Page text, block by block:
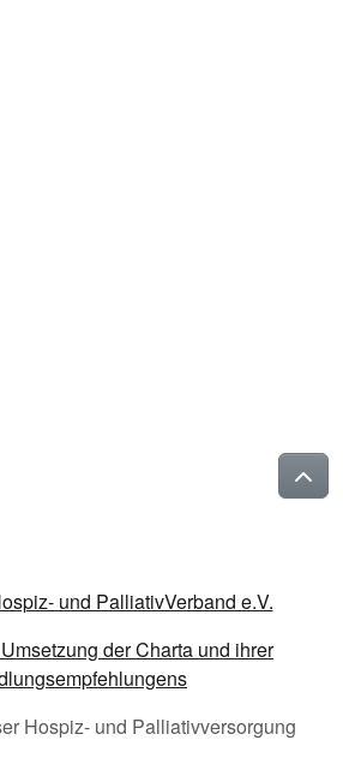
Hospiz- und Palliativversorgung